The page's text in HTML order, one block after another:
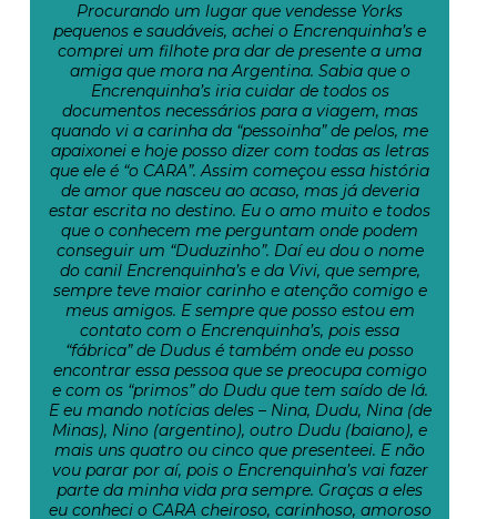
Procurando um lugar que vendesse Yorks
pequenos e saudáveis, achei o Encrenquinha’s e
comprei um filhote pra dar de presente a uma
amiga que mora na Argentina. Sabia que o
Encrenquinha’s iria cuidar de todos os
documentos necessários para a viagem, mas
quando vi a carinha da “pessoinha” de pelos, me
apaixonei e hoje posso dizer com todas as letras
que ele é “o CARA”. Assim começou essa história
de amor que nasceu ao acaso, mas já deveria
estar escrita no destino. Eu o amo muito e todos
que o conhecem me perguntam onde podem
conseguir um “Duduzinho”. Daí eu dou o nome
do canil Encrenquinha’s e da Vivi, que sempre,
sempre teve maior carinho e atenção comigo e
meus amigos. E sempre que posso estou em
contato com o Encrenquinha’s, pois essa
“fábrica” de Dudus é também onde eu posso
encontrar essa pessoa que se preocupa comigo
e com os “primos” do Dudu que tem saído de lá.
E eu mando notícias deles – Nina, Dudu, Nina (de
Minas), Nino (argentino), outro Dudu (baiano), e
mais uns quatro ou cinco que presenteei. E não
vou parar por aí, pois o Encrenquinha’s vai fazer
parte da minha vida pra sempre. Graças a eles
eu conheci o CARA cheiroso, carinhoso, amoroso